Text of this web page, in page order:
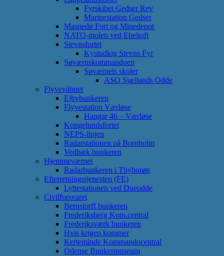
Fyrskibet Gedser Rev
Marinestation Gedser
Masnedø Fort og Minedepot
NATO-molen ved Ebeltoft
Stevnsfortet
Kystudkig Stevns Fyr
Søværnskommandoen
Søværnets skoler
ASO Sjællands Odde
Flyvevåbnet
Ejbybunkeren
Flyvestation Værløse
Hangar 46 – Værløse
Kongelundsfortet
NEPS-linjen
Radarstationen på Bornholm
Vedbæk bunkeren
Hjemmeværnet
Radarbunkeren i Thyborøn
Efterretningstjenesten (FE)
Lyttestationen ved Dueodde
Civilforsvaret
Bernstorff bunkeren
Frederiksberg Kom.central
Frederiksværk bunkeren
Hvis krigen kommer
Kerteminde Kommandocentral
Odense Bunkermuseum